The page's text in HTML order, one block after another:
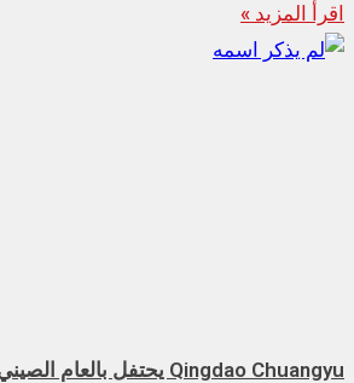
اقرأ المزيد »